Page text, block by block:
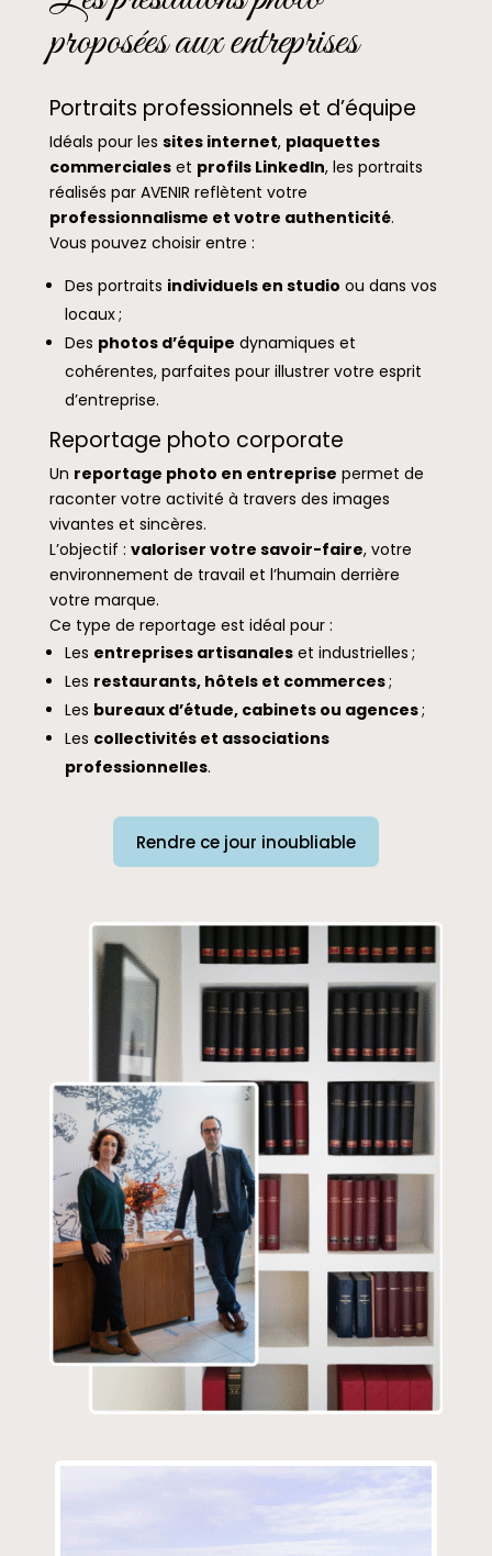
proposées aux entreprises
Portraits professionnels et d’équipe
Idéals pour les sites internet, plaquettes
commercialeset profils LinkedIn, les portraits
réalisés par AVENIR reflètent votre
professionnalisme et votre authenticité.
Vous pouvez choisir entre :
Des portraits individuels en studio ou dans vos
locaux ;
Des photos d’équipe dynamiques et
cohérentes, parfaites pour illustrer votre esprit
d’entreprise.
Reportage photo corporate
Un reportage photo en entreprise permet de
raconter votre activité à travers des images
vivantes et sincères.
L’objectif : valoriser votre savoir-faire, votre
environnement de travail et l’humain derrière
votre marque.
Ce type de reportage est idéal pour :
Les entreprises artisanaleset industrielles ;
Les restaurants, hôtels et commerces;
Les bureaux d’étude, cabinets ou agences;
Les collectivités et associations
professionnelles.
Rendre ce jour inoubliable